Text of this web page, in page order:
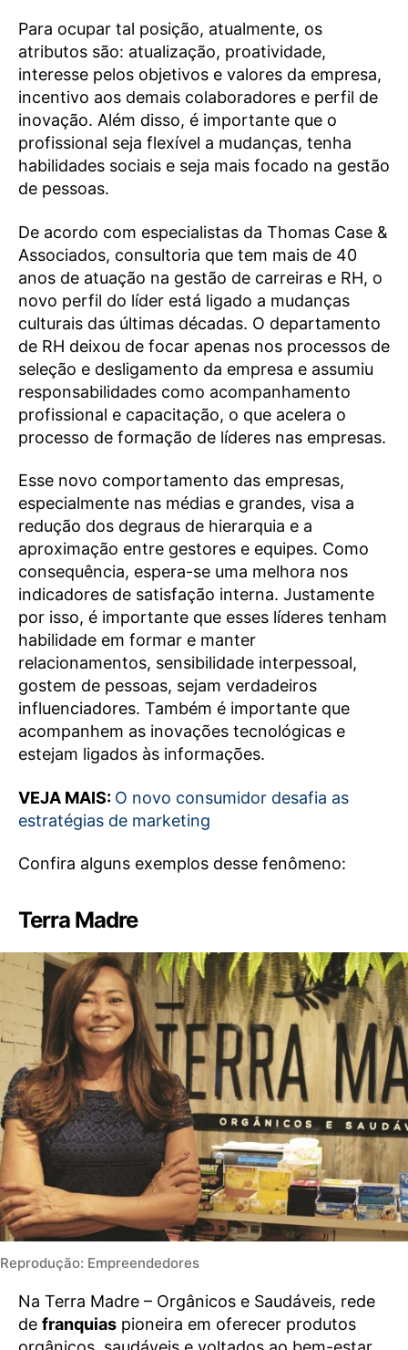
Para ocupar tal posição, atualmente, os
atributos são: atualização, proatividade,
interesse pelos objetivos e valores da empresa,
incentivo aos demais colaboradores e perfil de
inovação. Além disso, é importante que o
profissional seja flexível a mudanças, tenha
habilidades sociais e seja mais focado na gestão
de pessoas.
De acordo com especialistas da Thomas Case &
Associados, consultoria que tem mais de 40
anos de atuação na gestão de carreiras e RH, o
novo perfil do líder está ligado a mudanças
culturais das últimas décadas. O departamento
de RH deixou de focar apenas nos processos de
seleção e desligamento da empresa e assumiu
responsabilidades como acompanhamento
profissional e capacitação, o que acelera o
processo de formação de líderes nas empresas.
Esse novo comportamento das empresas,
especialmente nas médias e grandes, visa a
redução dos degraus de hierarquia e a
aproximação entre gestores e equipes. Como
consequência, espera-se uma melhora nos
indicadores de satisfação interna. Justamente
por isso, é importante que esses líderes tenham
habilidade em formar e manter
relacionamentos, sensibilidade interpessoal,
gostem de pessoas, sejam verdadeiros
influenciadores. Também é importante que
acompanhem as inovações tecnológicas e
estejam ligados às informações.
VEJA MAIS: O novo consumidor desafia as
estratégias de marketing
Confira alguns exemplos desse fenômeno:
Terra Madre
Reprodução: Empreendedores
Na Terra Madre – Orgânicos e Saudáveis, rede
de franquias pioneira em oferecer produtos